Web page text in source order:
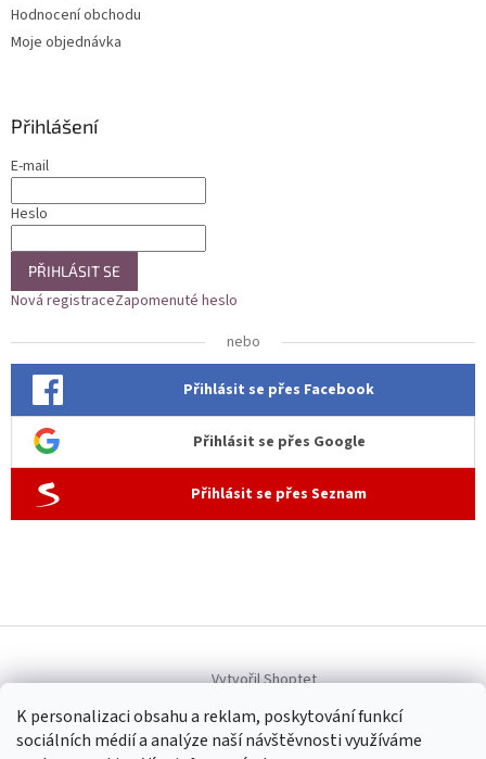
K personalizaci obsahu a reklam, poskytování funkcí
sociálních médií a analýze naší návštěvnosti využíváme
Hodnocení obchodu
Moje objednávka
Přihlášení
E-mail
Heslo
PŘIHLÁSIT SE
Nová registraceZapomenuté heslo
nebo
Přihlásit se přes Facebook
Přihlásit se přes Google
Přihlásit se přes Seznam
Vytvořil Shoptet
Copyright 2026 Allen dámská móda. Všechna práva vyhrazena.